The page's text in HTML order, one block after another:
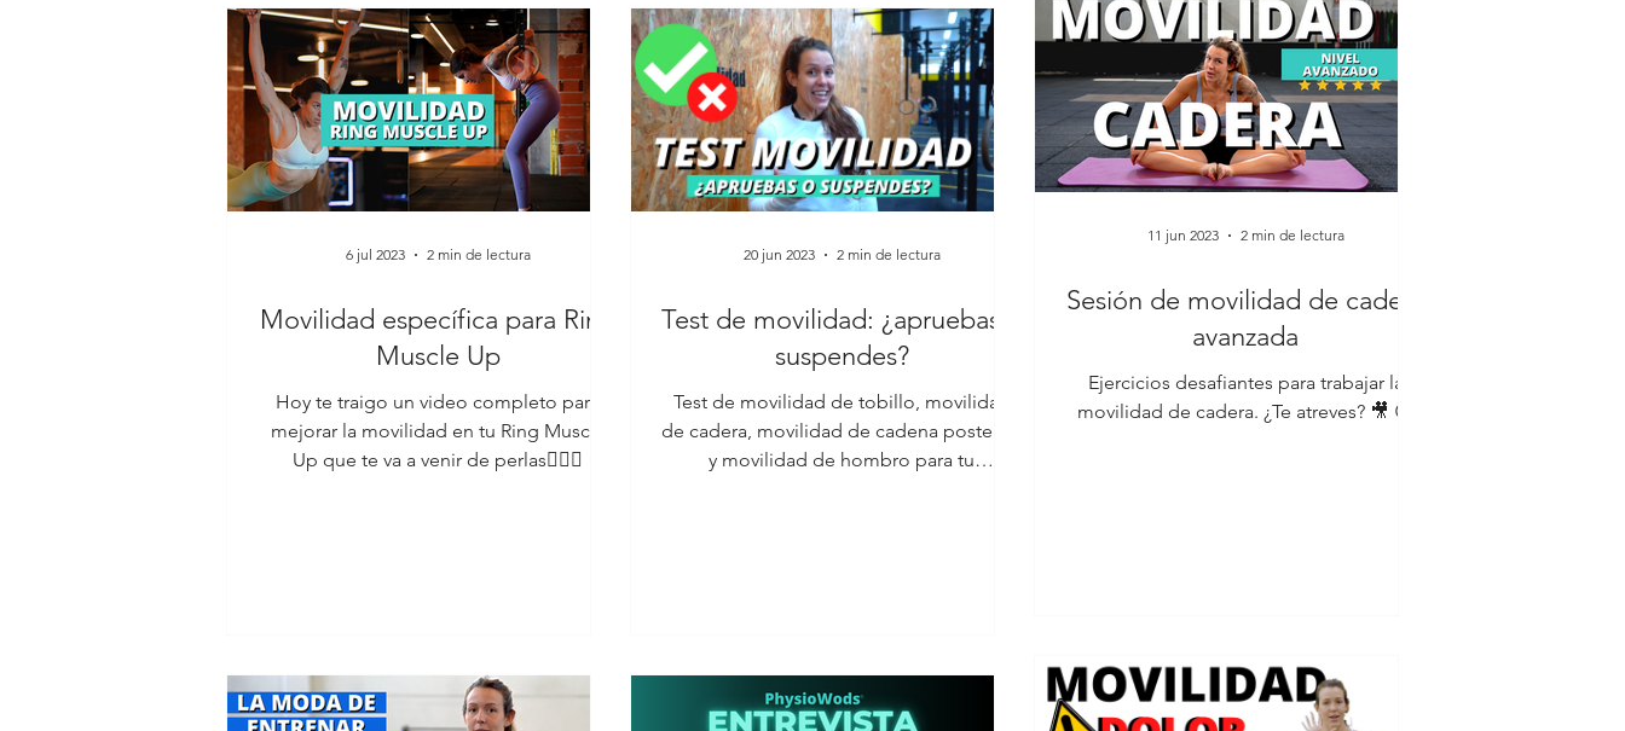
Movilidad específica para Ring
Muscle Up
Hoy te traigo un video completo para
mejorar la movilidad en tu Ring Muscle
Up que te va a venir de perlas👌🏼🎥
6 jul 2023 2 min de lectura
Test de movilidad: ¿apruebas o
suspendes?
Test de movilidad de tobillo, movilidad
de cadera, movilidad de cadena posterior
y movilidad de hombro para tu
20 jun 2023 2 min de lectura
Sesión de movilidad de cadera
avanzada
Ejercicios desafiantes para trabajar la
movilidad de cadera. ¿Te atreves? 🎥 😉
11 jun 2023 2 min de lectura